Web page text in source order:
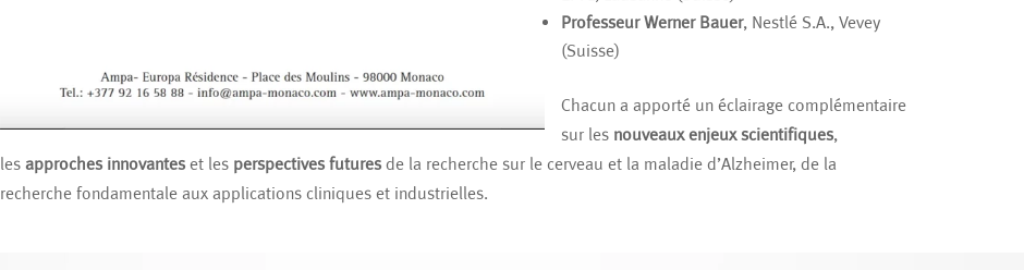
Professeur Werner Bauer, Nestlé S.A., Vevey
(Suisse)
Chacun a apporté un éclairage complémentaire
sur les nouveaux enjeux scientifiques,
lesapproches innovantes et les perspectives futures de la recherche sur le cerveau et la maladie d’Alzheimer, de la
recherche fondamentale aux applications cliniques et industrielles.